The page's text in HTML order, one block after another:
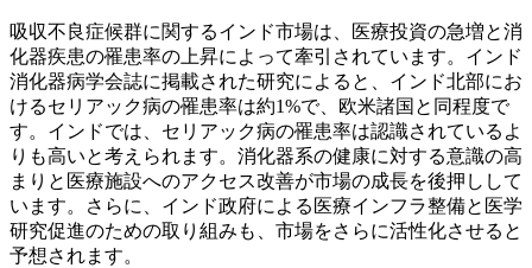
吸収不良症候群に関するインド市場は、医療投資の急増と消
化器疾患の罹患率の上昇によって牽引されています。インド
消化器病学会誌に掲載された研究によると、インド北部にお
けるセリアック病の罹患率は約1%で、欧米諸国と同程度で
す。インドでは、セリアック病の罹患率は認識されているよ
りも高いと考えられます。消化器系の健康に対する意識の高
まりと医療施設へのアクセス改善が市場の成長を後押しして
います。さらに、インド政府による医療インフラ整備と医学
研究促進のための取り組みも、市場をさらに活性化させると
予想されます。